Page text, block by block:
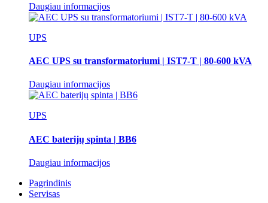
Daugiau informacijos
UPS
AEC UPS su transformatoriumi | IST7-T | 80-600 kVA
Daugiau informacijos
UPS
AEC baterijų spinta | BB6
Daugiau informacijos
Pagrindinis
Servisas